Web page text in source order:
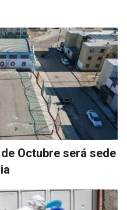
Octubre será sede